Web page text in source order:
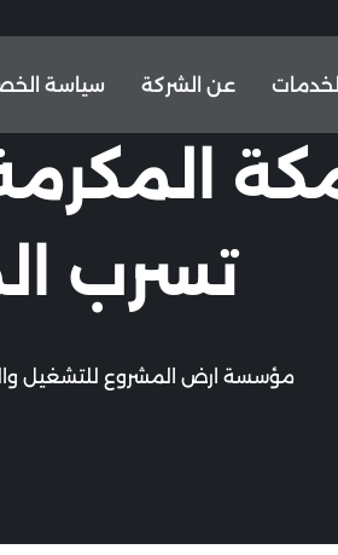
الخدمات عن الشركة سياسة
تسرب
مؤسسة ارض المشروع للتشغيل